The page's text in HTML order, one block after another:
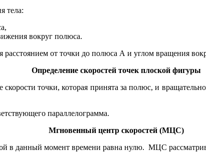
тела:
вокруг полюса.
расстоянием от точки до полюса А и углом вращения
Определение скоростей точек плоской фигуры
точки, которая принята за полюс, и
параллелограмма.
Мгновенный центр скоростей (МЦС)
в данный момент времени равна нулю. МЦС